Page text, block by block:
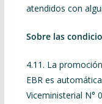
atendidos con
Sobre las
4.11. La
EBR es
Viceministerial N°